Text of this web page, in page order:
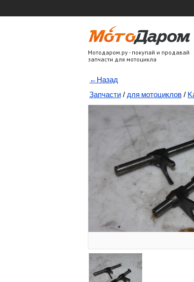
Мотодаром.ру - покупай и продавай
запчасти для мотоцикла
←Назад
Запчасти / для мотоциклов /